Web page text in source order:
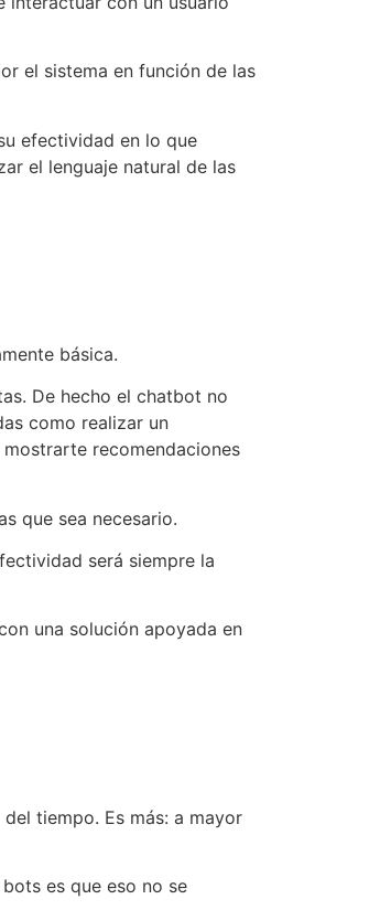
el sistema en función de las
efectividad en lo que
el lenguaje natural de las
básica.
De hecho el chatbot no
como realizar un
recomendaciones
que sea necesario.
será siempre la
una solución apoyada en
tiempo. Es más: a mayor
es que eso no se